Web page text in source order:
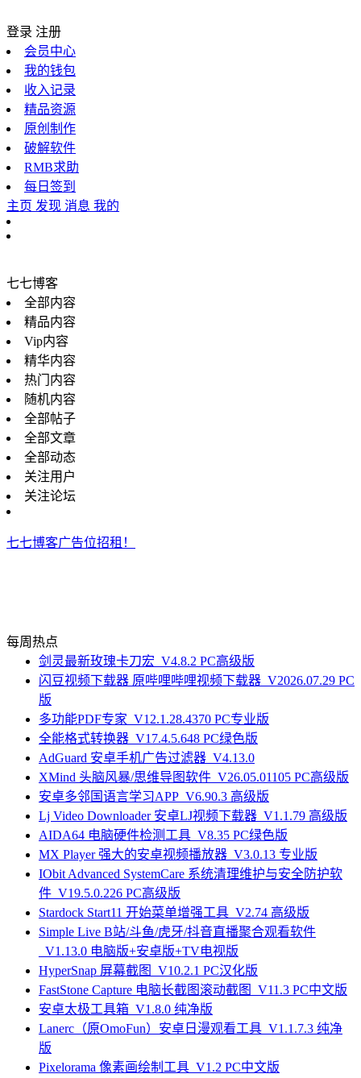
登录 注册
会员中心
我的钱包
收入记录
精品资源
原创制作
破解软件
RMB求助
每日签到
主页 发现 消息 我的
七七博客
全部内容
精品内容
Vip内容
精华内容
热门内容
随机内容
全部帖子
全部文章
全部动态
关注用户
关注论坛
七七博客广告位招租！
每周热点
剑灵最新玫瑰卡刀宏_V4.8.2 PC高级版
闪豆视频下载器 原哔哩哔哩视频下载器_V2026.07.29 PC
版
多功能PDF专家_V12.1.28.4370 PC专业版
全能格式转换器_V17.4.5.648 PC绿色版
AdGuard 安卓手机广告过滤器_V4.13.0
XMind 头脑风暴/思维导图软件_V26.05.01105 PC高级版
安卓多邻国语言学习APP_V6.90.3 高级版
Lj Video Downloader 安卓LJ视频下载器_V1.1.79 高级版
AIDA64 电脑硬件检测工具_V8.35 PC绿色版
MX Player 强大的安卓视频播放器_V3.0.13 专业版
IObit Advanced SystemCare 系统清理维护与安全防护软
件_V19.5.0.226 PC高级版
Stardock Start11 开始菜单增强工具_V2.74 高级版
Simple Live B站/斗鱼/虎牙/抖音直播聚合观看软件
_V1.13.0 电脑版+安卓版+TV电视版
HyperSnap 屏幕截图_V10.2.1 PC汉化版
FastStone Capture 电脑长截图滚动截图_V11.3 PC中文版
安卓太极工具箱_V1.8.0 纯净版
Lanerc（原OmoFun）安卓日漫观看工具_V1.1.7.3 纯净
版
Pixelorama 像素画绘制工具_V1.2 PC中文版